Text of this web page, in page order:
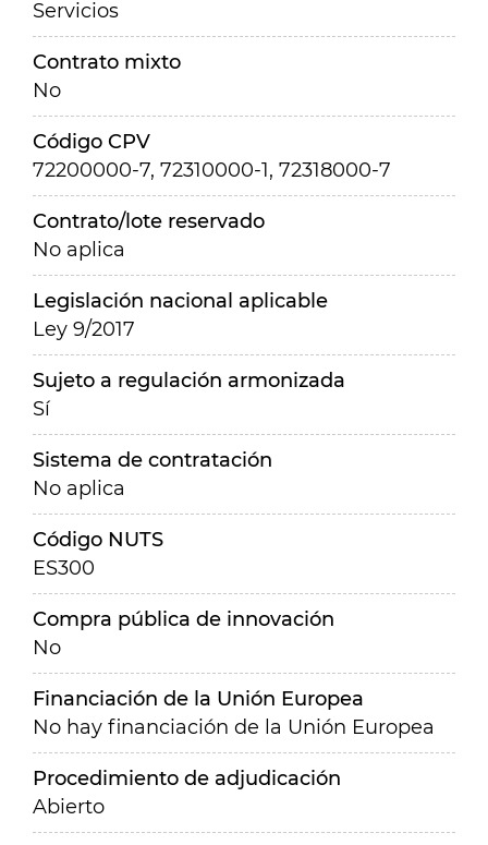
Servicios
Contrato mixto
No
Código CPV
72200000-7, 72310000-1, 72318000-7
Contrato/lote reservado
No aplica
Legislación nacional aplicable
Ley 9/2017
Sujeto a regulación armonizada
Sí
Sistema de contratación
No aplica
Código NUTS
ES300
Compra pública de innovación
No
Financiación de la Unión Europea
No hay financiación de la Unión Europea
Procedimiento de adjudicación
Abierto